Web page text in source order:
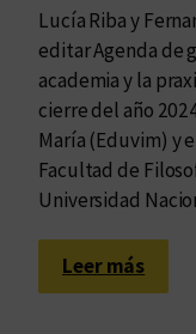
n
a
l
d
e
l
L
r
Lucía Riba y
editar Agenda de
academia y la
cierre del año
María (Eduvim) y
Facultad de
Universidad
Leer más:
O